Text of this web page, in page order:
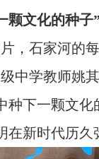
颗文化的种子
，石家河的
中学教师姚
种下一颗文化
在新时代历久